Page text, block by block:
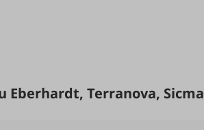
Eberhardt, Terranova, Sicma